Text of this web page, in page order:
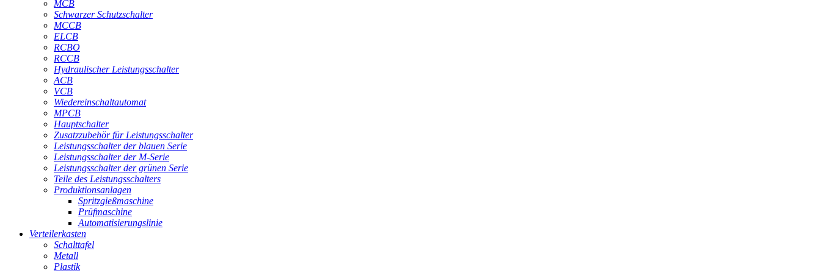
MCB
Schwarzer Schutzschalter
MCCB
ELCB
RCBO
RCCB
Hydraulischer Leistungsschalter
ACB
VCB
Wiedereinschaltautomat
MPCB
Hauptschalter
Zusatzzubehör für Leistungsschalter
Leistungsschalter der blauen Serie
Leistungsschalter der M-Serie
Leistungsschalter der grünen Serie
Teile des Leistungsschalters
Produktionsanlagen
Spritzgießmaschine
Prüfmaschine
Automatisierungslinie
Verteilerkasten
Schalttafel
Metall
Plastik